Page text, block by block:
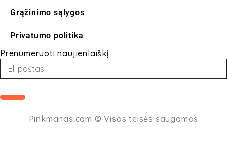
Grąžinimo sąlygos
Privatumo politika
Prenumeruoti naujienlaiškį
Pinkmanas.com © Visos teisės saugomos